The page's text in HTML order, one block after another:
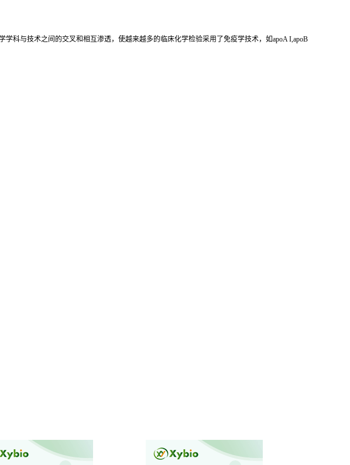
科与技术之间的交叉和相互渗透，使越来越多的临床化学检验采用了免疫学技术，如apoA I,apoB